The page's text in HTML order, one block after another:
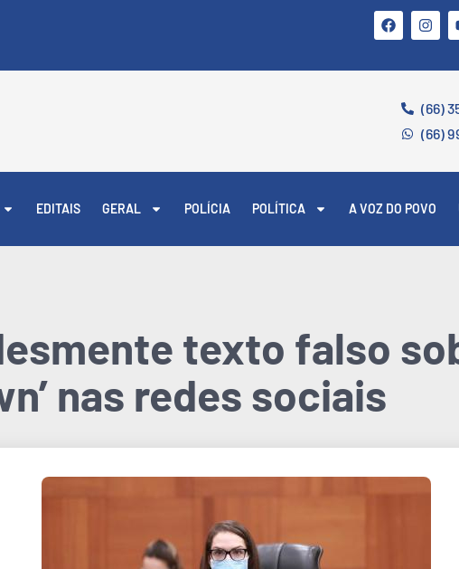
(66)
(66)
EDITAIS GERAL POLÍCIA POLÍTICA A VOZ DO POVO
texto falso
nas redes sociais